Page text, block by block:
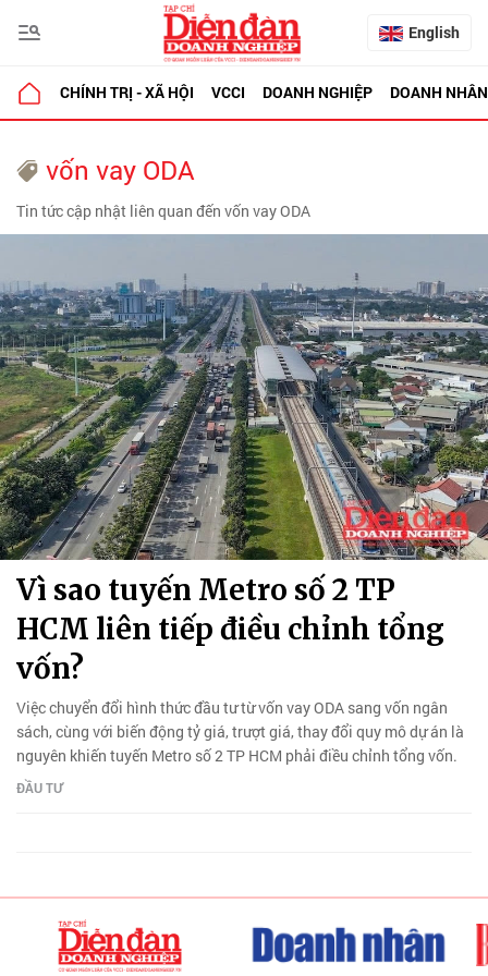
English
CHÍNH TRỊ - XÃ HỘI VCCI DOANH NGHIỆP DOANH NHÂN
vốn vay ODA
Tin tức cập nhật liên quan đến vốn vay ODA
Vì sao tuyến Metro số 2 TP
HCM liên tiếp điều chỉnh tổng
vốn?
Việc chuyển đổi hình thức đầu tư từ vốn vay ODA sang vốn ngân
sách, cùng với biến động tỷ giá, trượt giá, thay đổi quy mô dự án là
nguyên khiến tuyến Metro số 2 TP HCM phải điều chỉnh tổng vốn.
ĐẦU TƯ